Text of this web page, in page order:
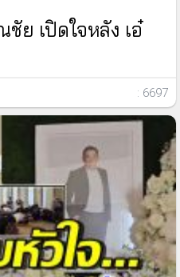
ชัย เปิดใจหลัง เอ๋
: 6697